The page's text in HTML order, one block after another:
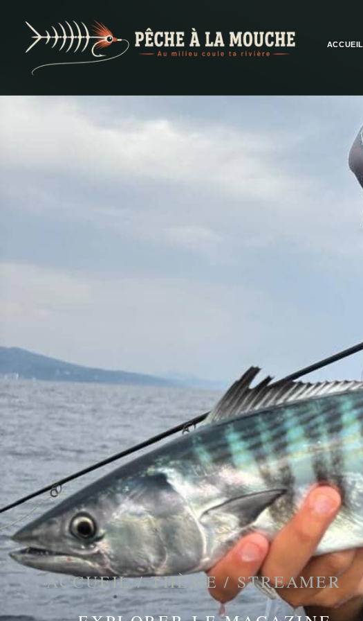
PECHE A LA MOUCHE
ACCUEIL
ACCUEIL/THÈME/STREAMER